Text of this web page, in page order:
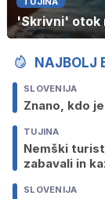
'Skrivni' otok
NAJBOLJ
SLOVENIJA
Znano, kdo
TUJINA
Nemški
zabavali in
SLOVENIJA